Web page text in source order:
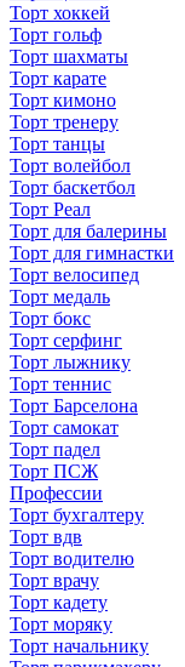
Торт хоккей
Торт гольф
Торт шахматы
Торт карате
Торт кимоно
Торт тренеру
Торт танцы
Торт волейбол
Торт баскетбол
Торт Реал
Торт для балерины
Торт для гимнастки
Торт велосипед
Торт медаль
Торт бокс
Торт серфинг
Торт лыжнику
Торт теннис
Торт Барселона
Торт самокат
Торт падел
Торт ПСЖ
Профессии
Торт бухгалтеру
Торт вдв
Торт водителю
Торт врачу
Торт кадету
Торт моряку
Торт начальнику